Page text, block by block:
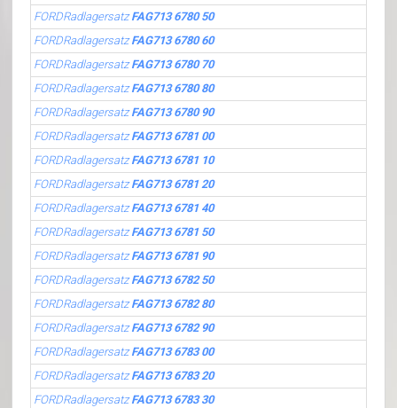
FORDRadlagersatzFAG713 6780 50
FORDRadlagersatzFAG713 6780 60
FORDRadlagersatzFAG713 6780 70
FORDRadlagersatzFAG713 6780 80
FORDRadlagersatzFAG713 6780 90
FORDRadlagersatzFAG713 6781 00
FORDRadlagersatzFAG713 6781 10
FORDRadlagersatzFAG713 6781 20
FORDRadlagersatzFAG713 6781 40
FORDRadlagersatzFAG713 6781 50
FORDRadlagersatzFAG713 6781 90
FORDRadlagersatzFAG713 6782 50
FORDRadlagersatzFAG713 6782 80
FORDRadlagersatzFAG713 6782 90
FORDRadlagersatzFAG713 6783 00
FORDRadlagersatzFAG713 6783 20
FORDRadlagersatzFAG713 6783 30